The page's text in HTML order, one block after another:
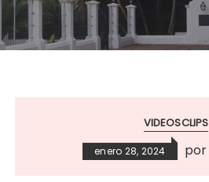
VIDEOSCLIPS
enero 28, 2024 por